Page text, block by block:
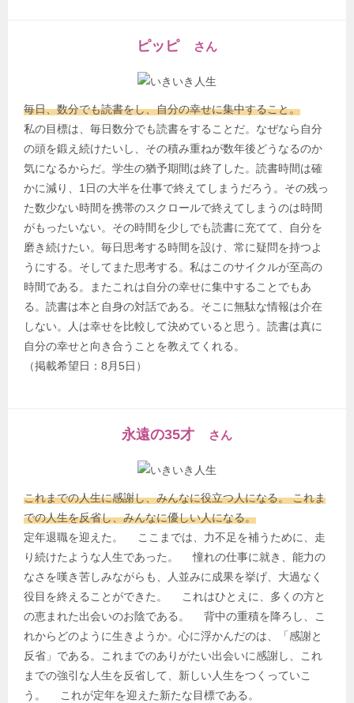
ピッピ さん
毎日、数分でも読書をし、自分の幸せに集中すること。
私の目標は、毎日数分でも読書をすることだ。なぜなら自分
の頭を鍛え続けたいし、その積み重ねが数年後どうなるのか
気になるからだ。学生の猶予期間は終了した。読書時間は確
かに減り、1日の大半を仕事で終えてしまうだろう。その残っ
た数少ない時間を携帯のスクロールで終えてしまうのは時間
がもったいない。その時間を少しでも読書に充てて、自分を
磨き続けたい。毎日思考する時間を設け、常に疑問を持つよ
うにする。そしてまた思考する。私はこのサイクルが至高の
時間である。またこれは自分の幸せに集中することでもあ
る。読書は本と自身の対話である。そこに無駄な情報は介在
しない。人は幸せを比較して決めていると思う。読書は真に
自分の幸せと向き合うことを教えてくれる。
（掲載希望日：8月5日）
永遠の35才 さん
これまでの人生に感謝し、みんなに役立つ人になる。 これま
での人生を反省し、みんなに優しい人になる。
定年退職を迎えた。 ここまでは、力不足を補うために、走
り続けたような人生であった。 憧れの仕事に就き、能力の
なさを嘆き苦しみながらも、人並みに成果を挙げ、大過なく
役目を終えることができた。 これはひとえに、多くの方と
の恵まれた出会いのお陰である。 背中の重積を降ろし、こ
れからどのように生きようか。心に浮かんだのは、「感謝と
反省」である。これまでのありがたい出会いに感謝し、これ
までの強引な人生を反省して、新しい人生をつくっていこ
う。 これが定年を迎えた新たな目標である。